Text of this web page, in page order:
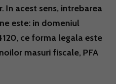
In acest sens, intrebarea
este: in domeniul
ce forma legala este
masuri fiscale, PFA